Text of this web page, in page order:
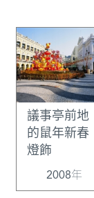
議事亭前地
的鼠年新春
燈飾
2008年